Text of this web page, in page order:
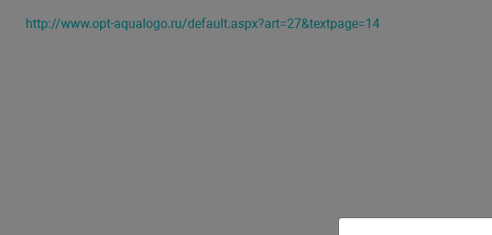
http://www.opt-aqualogo.ru/default.aspx?art=27&textpage=14